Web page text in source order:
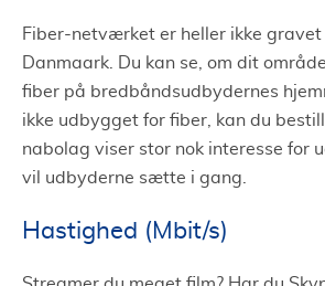
Fiber-netværket er heller ikke gravet
Danmaark. Du kan se, om dit
fiber på bredbåndsudbydernes
ikke udbygget for fiber, kan du
nabolag viser stor nok interesse for
vil udbyderne sætte i gang.
Hastighed (Mbit/s)